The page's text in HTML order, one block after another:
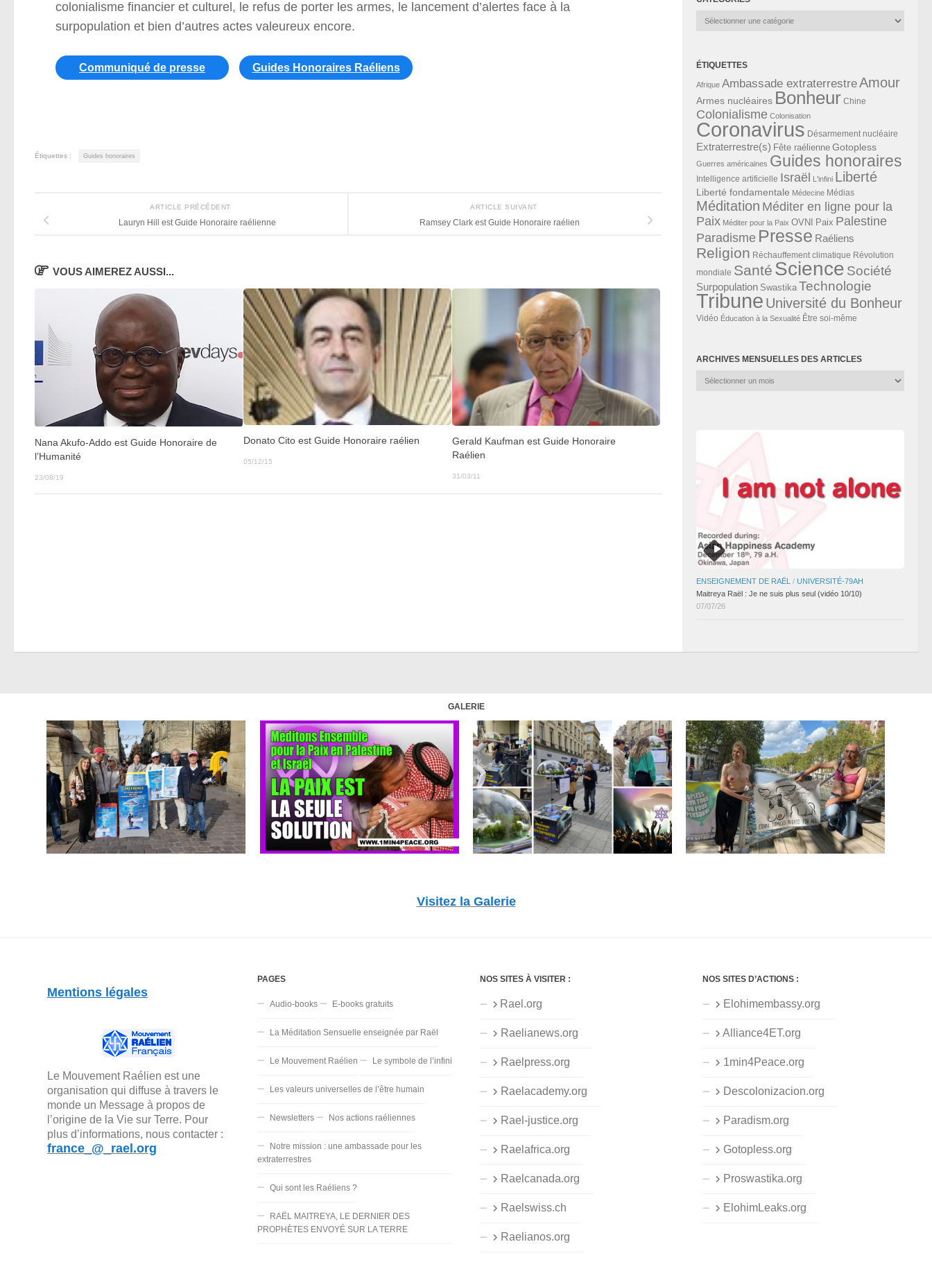
colonialisme financier et culturel, le refus de porter les armes, le lancement d’alertes face à la
surpopulation et bien d’autres actes valeureux encore.
Communiqué de presse Guides Honoraires Raéliens
Étiquettes : Guides honoraires
ARTICLE SUIVANT
Ramsey Clark est Guide Honoraire raélien
ARTICLE PRÉCÉDENT
Lauryn Hill est Guide Honoraire raélienne
VOUS AIMEREZ AUSSI...
Nana Akufo-Addo est Guide Honoraire de
l’Humanité
23/08/19
Donato Cito est Guide Honoraire raélien
05/12/15
Gerald Kaufman est Guide Honoraire
Raélien
31/03/11
Catégories
ÉTIQUETTES
Afrique Ambassade extraterrestreAmour
Armes nucléaires Bonheur Chine
Colonialisme Colonisation
Coronavirus Désarmement nucléaire
Extraterrestre(s) Fête raélienne Gotopless
Guerres américaines Guides honoraires
Intelligence artificielle Israël L'infini Liberté
Liberté fondamentale Médecine Médias
Méditation Méditer en ligne pour la
Paix Méditer pour la Paix OVNI Paix Palestine
Paradisme Presse Raéliens
Religion Réchauffement climatique Révolution
mondiale Santé Science Société
Surpopulation Swastika Technologie
Tribune Université du Bonheur
Vidéo Éducation à la Sexualité Être soi-même
ARCHIVES MENSUELLES DES ARTICLES
Archives
ENSEIGNEMENT DE RAËL / UNIVERSITÉ-79AH
Maitreya Raël : Je ne suis plus seul (vidéo 10/10)
07/07/26
GALERIE
Visitez la Galerie
Mentions légales
Le Mouvement Raélien est une
organisation qui diffuse à travers le
monde un Message à propos de
l’origine de la Vie sur Terre. Pour
plus d’informations, nous contacter :
france_@_rael.org
PAGES
Audio-books E-books gratuits
La Méditation Sensuelle enseignée par Raël
Le Mouvement Raélien Le symbole de l’infini
Les valeurs universelles de l’être humain
Newsletters Nos actions raéliennes
Notre mission : une ambassade pour les
extraterrestres
Qui sont les Raéliens ?
RAËL MAITREYA, LE DERNIER DES
PROPHÈTES ENVOYÉ SUR LA TERRE
NOS SITES À VISITER :
Rael.org
Raelianews.org
Raelpress.org
Raelacademy.org
Rael-justice.org
Raelafrica.org
Raelcanada.org
Raelswiss.ch
Raelianos.org
NOS SITES D’ACTIONS :
Elohimembassy.org
Alliance4ET.org
1min4Peace.org
Descolonizacion.org
Paradism.org
Gotopless.org
Proswastika.org
ElohimLeaks.org